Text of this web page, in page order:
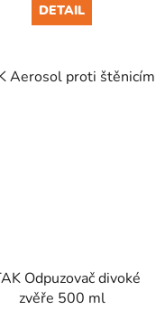
250 ml
DETAIL
Aerosol proti štěnicím
Odpuzovač divoké
zvěře 500 ml